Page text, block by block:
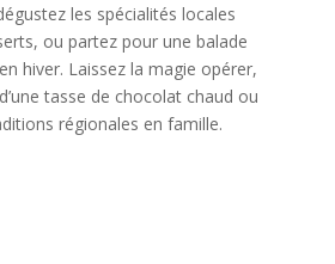
les spécialités locales
ou partez pour une balade
hiver. Laissez la magie opérer,
tasse de chocolat chaud ou
régionales en famille.